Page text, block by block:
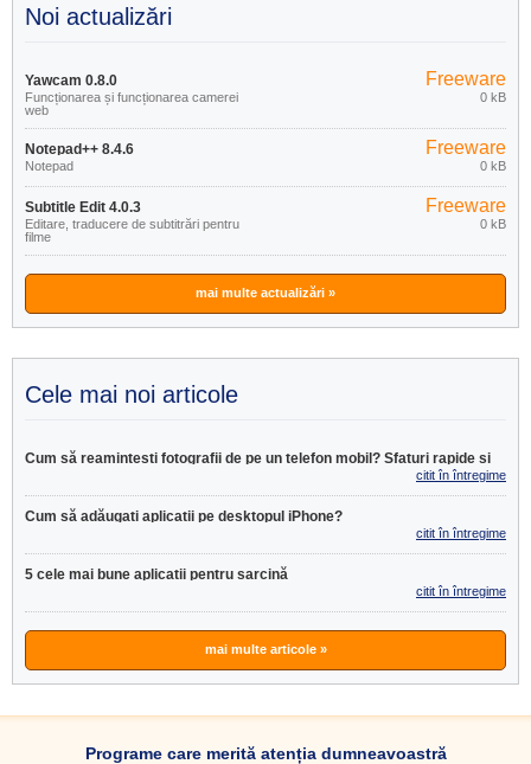
Noi actualizări
Yawcam 0.8.0
Funcționarea și funcționarea camerei
web
Freeware
0 kB
Notepad++ 8.4.6
Notepad
Freeware
0 kB
Subtitle Edit 4.0.3
Editare, traducere de subtitrări pentru
filme
Freeware
0 kB
mai multe actualizări »
Cele mai noi articole
Cum să reamintești fotografii de pe un telefon mobil? Sfaturi rapide și
citit în întregime
Cum să adăugați aplicații pe desktopul iPhone?
citit în întregime
5 cele mai bune aplicații pentru sarcină
citit în întregime
mai multe articole »
Programe care merită atenția dumneavoastră